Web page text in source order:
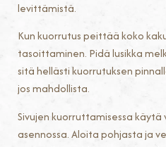
levittämistä.
Kun kuorrutus peittää koko
tasoittaminen. Pidä lusikka
sitä hellästi kuorrutuksen
jos mahdollista.
Sivujen kuorruttamisessa käytä
asennossa. Aloita pohjasta ja